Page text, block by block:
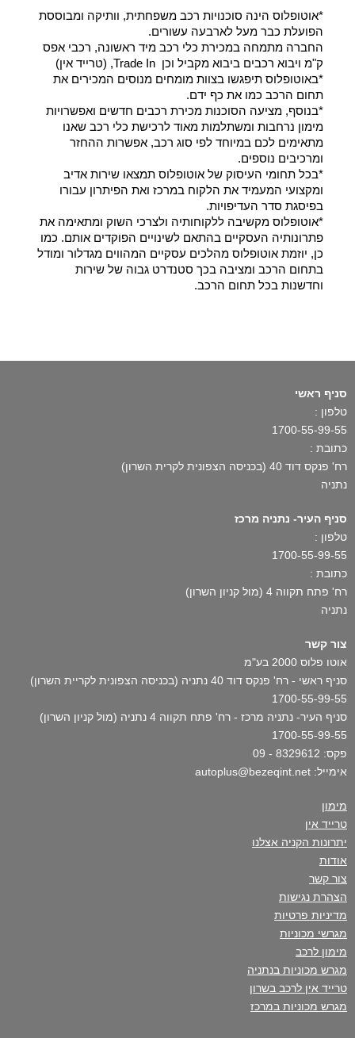
*אוטופלוס הינה סוכנויות רכב משפחתית, וותיקה ומבוססת
הפועלת כבר מעל לארבעה עשורים.
החברה מתמחה במכירת כלי רכב מיד ראשונה, רכבי אפס
ק"מ ויבוא רכבים ביבוא מקביל וכן Trade In, (טרייד אין)
*באוטופלוס תיפגשו בצוות מומחים מנוסים המכירים את
תחום הרכב כמו את כף ידם.
*בנוסף, מציעה הסוכנות מכירת רכבים חדשים ואפשרויות
מימון נרחבות ומשתלמות מאוד לרכישת כלי רכב שאנו
מתאימים לכם במיוחד לפי סוג רכב, אפשרות ההחזר
ומרכיבים נוספים.
*בכל תחומי העיסוק של אוטופלוס תמצאו שירות אדיב
ומקצועי המעמיד את הלקוח במרכז ואת הפיתרון עבורו
בפיסגת סדר העדיפויות.
*אוטופלוס מקשיבה ללקוחותיה ולצרכי השוק ומתאימה את
פתרונותיה העסקיים בהתאם לשינויים הפוקדים אותם. כמו
כן, יוזמת אוטופלוס מהלכים עסקיים המהווים מגדלור ומודל
בתחום הרכב ומציבה בכך סטנדרט גבוה של שירות
וחדשנות בכל תחום הרכב.
סניף ראשי
טלפון :
1700-55-99-55
כתובת :
רח' פנקס דוד 40 (בכניסה הצפונית לקרית השרון)
נתניה
סניף העיר- נתניה מרכז
טלפון :
1700-55-99-55
כתובת :
רח' פתח תקווה 4 (מול קניון השרון)
נתניה
צור קשר
אוטו פלוס 2000 בע"מ
סניף ראשי - רח' פנקס דוד 40 נתניה (בכניסה הצפונית לקריית השרון)
1700-55-99-55
סניף העיר- נתניה מרכז - רח' פתח תקווה 4 נתניה (מול קניון השרון)
1700-55-99-55
פקס: 8329612 - 09
אימייל: autoplus@bezeqint.net
מימון
טרייד אין
יתרונות הקניה אצלנו
אודות
צור קשר
הצהרת נגישות
מדיניות פרטיות
מגרשי מכוניות
מימון לרכב
מגרש מכוניות בנתניה
טרייד אין לרכב בשרון
מגרש מכוניות במרכז